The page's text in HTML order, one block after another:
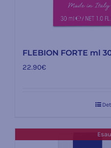
FLEBION FORTE ml
22.90€